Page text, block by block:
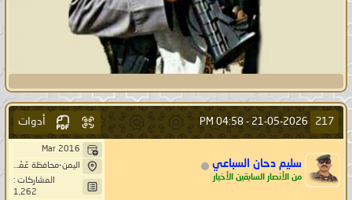
217
21-05-2026 -
04:58 PM أدوات
سليم دحان السباعي
من الأنصار السابقين الأخيار
Mar 2016
اليمن-محافظة عَمْرَانْ-بَنِيْ صُرَيْمْ- خِيَارْ حَاشد
المشاركات :
1,262